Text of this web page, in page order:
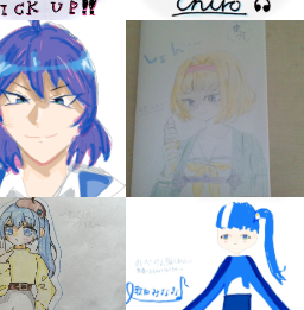
キミノラジオ配信中！
いろんな動画が
見られる